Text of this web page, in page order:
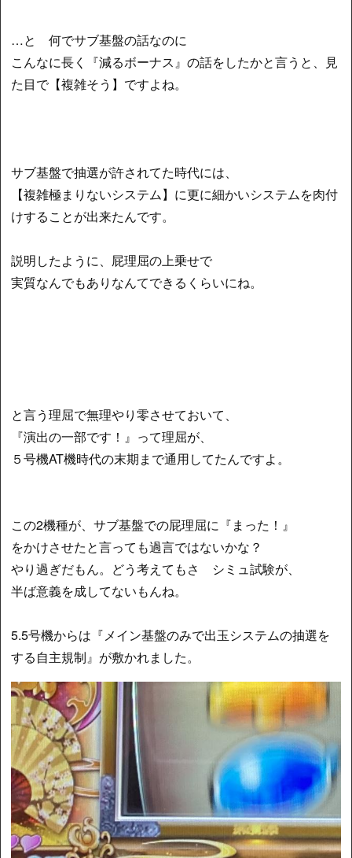
…と 何でサブ基盤の話なのに
こんなに長く『減るボーナス』の話をしたかと言うと、見
た目で【複雑そう】ですよね。
サブ基盤で抽選が許されてた時代には、
【複雑極まりないシステム】に更に細かいシステムを肉付
けすることが出来たんです。
説明したように、屁理屈の上乗せで
実質なんでもありなんてできるくらいにね。
と言う理屈で無理やり零させておいて、
『演出の一部です！』って理屈が、
５号機AT機時代の末期まで通用してたんですよ。
この2機種が、サブ基盤での屁理屈に『まった！』
をかけさせたと言っても過言ではないかな？
やり過ぎだもん。どう考えてもさ シミュ試験が、
半ば意義を成してないもんね。
5.5号機からは『メイン基盤のみで出玉システムの抽選を
する自主規制』が敷かれました。